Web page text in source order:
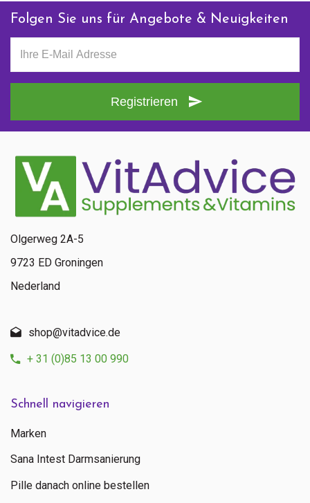
Folgen Sie uns für Angebote & Neuigkeiten
Registrieren
Schnell navigieren
Marken
Sana Intest Darmsanierung
Pille danach online bestellen
Olgerweg 2A-5
9723 ED Groningen
Nederland
shop@vitadvice.de
+ 31 (0)85 13 00 990